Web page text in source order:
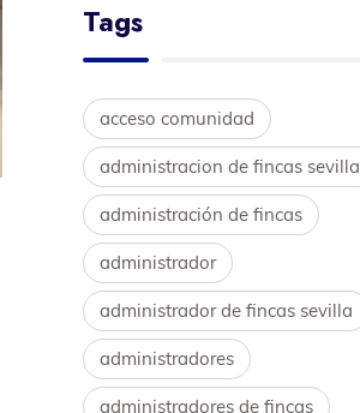
Tags
acceso comunidad
administracion de fincas sevilla
administración de fincas
administrador
administrador de fincas sevilla
administradores
administradores de fincas